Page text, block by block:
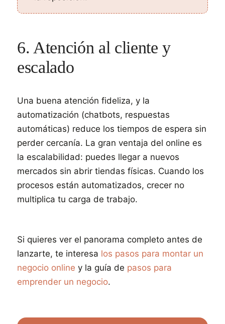
6. Atención al cliente y
escalado
Una buena atención fideliza, y la
automatización (chatbots, respuestas
automáticas) reduce los tiempos de espera sin
perder cercanía. La gran ventaja del online es
la escalabilidad: puedes llegar a nuevos
mercados sin abrir tiendas físicas. Cuando los
procesos están automatizados, crecer no
multiplica tu carga de trabajo.
Si quieres ver el panorama completo antes de
lanzarte, te interesa los pasos para montar un
negocio online y la guía de pasos para
emprender un negocio.